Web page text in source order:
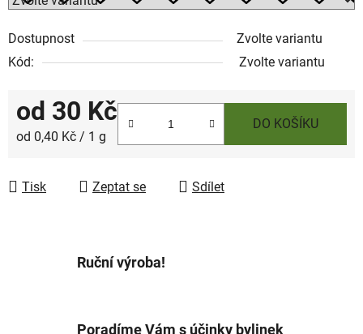
Dostupnost
Zvolte variantu
Kód:
Zvolte variantu
od 30 Kč
Měrná cena:
od 0,40 Kč / 1 g
DO KOŠÍKU
Tisk Zeptat se Sdílet
Ruční výroba!
Poradíme Vám s účinky bylinek